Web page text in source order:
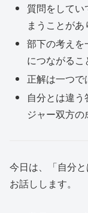
質問をして
まうことがあ
部下の考え
につながるこ
正解は一つで
自分とは違
ジャー双方の
今日は、「自分
お話しします。